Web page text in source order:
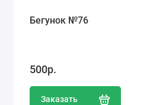
Бегунок №76
500р.
Заказать